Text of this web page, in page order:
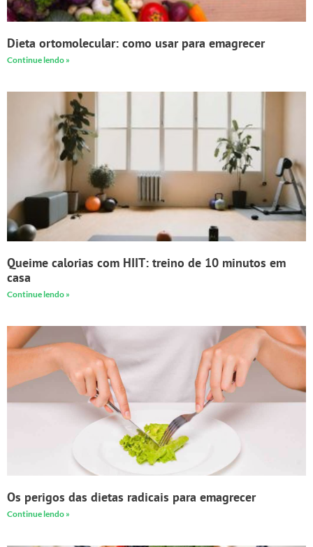
Dieta ortomolecular: como usar para emagrecer
Continue lendo »
Queime calorias com HIIT: treino de 10 minutos em
casa
Continue lendo »
Os perigos das dietas radicais para emagrecer
Continue lendo »